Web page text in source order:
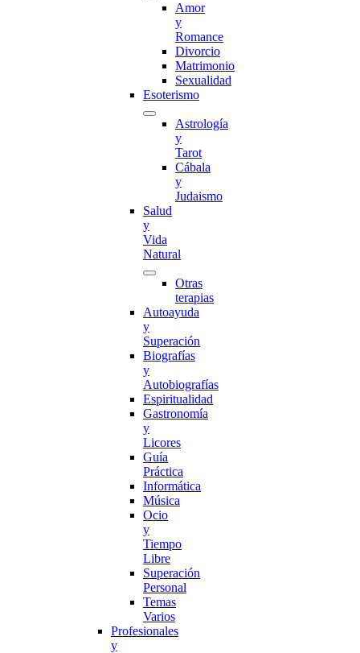
Amor
y
Romance
Divorcio
Matrimonio
Sexualidad
Esoterismo
Astrología
y
Tarot
Cábala
y
Judaismo
Salud
y
Vida
Natural
Otras
terapias
Autoayuda
y
Superación
Biografías
y
Autobiografías
Espiritualidad
Gastronomía
y
Licores
Guía
Práctica
Informática
Música
Ocio
y
Tiempo
Libre
Superación
Personal
Temas
Varios
Profesionales
y